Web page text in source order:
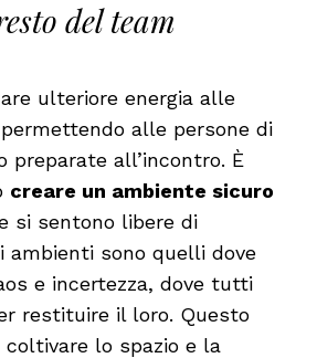
del team
ulteriore energia alle
alle persone di
preparate all’incontro. È
creare un ambiente sicuro
si sentono libere di
ambienti sono quelli dove
e incertezza, dove tutti
restituire il loro. Questo
coltivare lo spazio e la